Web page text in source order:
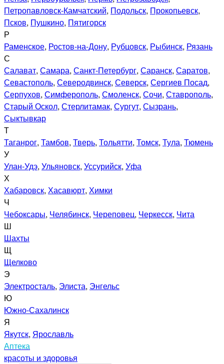
Петропавловск-Камчатский, Подольск, Прокопьевск,
Псков, Пушкино, Пятигорск
Р
Раменское, Ростов-на-Дону, Рубцовск, Рыбинск, Рязань
С
Салават, Самара, Санкт-Петербург, Саранск, Саратов,
Севастополь, Северодвинск, Северск, Сергиев Посад,
Серпухов, Симферополь, Смоленск, Сочи, Ставрополь,
Старый Оскол, Стерлитамак, Сургут, Сызрань,
Сыктывкар
Т
Таганрог, Тамбов, Тверь, Тольятти, Томск, Тула, Тюмень
У
Улан-Удэ, Ульяновск, Уссурийск, Уфа
Х
Хабаровск, Хасавюрт, Химки
Ч
Чебоксары, Челябинск, Череповец, Черкесск, Чита
Ш
Шахты
Щ
Щелково
Э
Электросталь, Элиста, Энгельс
Ю
Южно-Сахалинск
Я
Якутск, Ярославль
Аптека
красоты и здоровья